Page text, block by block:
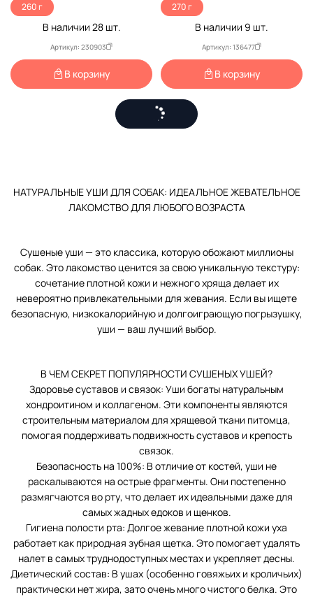
260 г
В наличии 28шт.
Артикул: 230903
В корзину
270 г
В наличии 9 шт.
Артикул: 136477
В корзину
НАТУРАЛЬНЫЕ УШИ ДЛЯ СОБАК: ИДЕАЛЬНОЕ ЖЕВАТЕЛЬНОЕ
ЛАКОМСТВО ДЛЯ ЛЮБОГО ВОЗРАСТА
Сушеные уши — это классика, которую обожают миллионы
собак. Это лакомство ценится за свою уникальную текстуру:
сочетание плотной кожи и нежного хряща делает их
невероятно привлекательными для жевания. Если вы ищете
безопасную, низкокалорийную и долгоиграющую погрызушку,
уши — ваш лучший выбор.
В ЧЕМ СЕКРЕТ ПОПУЛЯРНОСТИ СУШЕНЫХ УШЕЙ?
Здоровье суставов и связок: Уши богаты натуральным
хондроитином и коллагеном. Эти компоненты являются
строительным материалом для хрящевой ткани питомца,
помогая поддерживать подвижность суставов и крепость
связок.
Безопасность на 100%: В отличие от костей, уши не
раскалываются на острые фрагменты. Они постепенно
размягчаются во рту, что делает их идеальными даже для
самых жадных едоков и щенков.
Гигиена полости рта: Долгое жевание плотной кожи уха
работает как природная зубная щетка. Это помогает удалять
налет в самых труднодоступных местах и укрепляет десны.
Диетический состав: В ушах (особенно говяжьих и кроличьих)
практически нет жира, зато очень много чистого белка. Это